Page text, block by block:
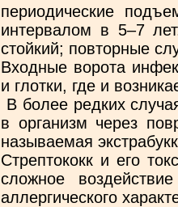
периодические
интервалом в 5–7
стойкий; повторные
Входные ворота
и глотки, где и
В более редких
в организм через
называемая
Стрептококк и его
сложное
аллергического